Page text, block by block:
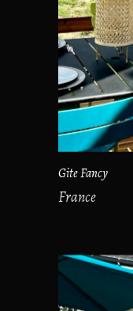
Gite Fancy
France